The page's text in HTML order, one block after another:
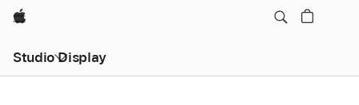
Apple
Studio Display